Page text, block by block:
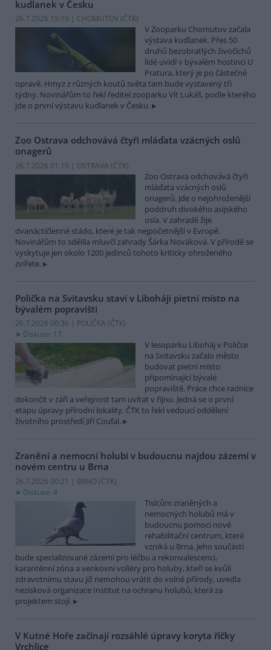
kudlanek v Česku
26.7.2026 15:19 | CHOMUTOV (ČTK)
V Zooparku Chomutov začala
výstava kudlanek. Přes 50
druhů bezobratlých živočichů
lidé uvidí v bývalém hostinci U
Pratura, který je po částečné
opravě. Hmyz z různých koutů světa tam bude vystavený tři
týdny. Novinářům to řekl ředitel zooparku Vít Lukáš, podle kterého
jde o první výstavu kudlanek v Česku.
Zoo Ostrava odchovává čtyři mláďata vzácných oslů
onagerů
26.7.2026 01:16 | OSTRAVA (ČTK)
Zoo Ostrava odchovává čtyři
mláďata vzácných oslů
onagerů. Jde o nejohroženější
poddruh divokého asijského
osla. V zahradě žije
dvanáctičlenné stádo, které je tak nejpočetnější v Evropě.
Novinářům to sdělila mluvčí zahrady Šárka Nováková. V přírodě se
vyskytuje jen okolo 1200 jedinců tohoto kriticky ohroženého
zvířete.
Polička na Svitavsku staví v Liboháji pietní místo na
bývalém popravišti
26.7.2026 00:36 | POLIČKA (ČTK)
Diskuse: 17
V lesoparku Liboháj v Poličce
na Svitavsku začalo město
budovat pietní místo
připomínající bývalé
popraviště. Práce chce radnice
dokončit v září a veřejnost tam uvítat v říjnu. Jedná se o první
etapu úpravy přírodní lokality. ČTK to řekl vedoucí oddělení
životního prostředí Jiří Coufal.
Zranění a nemocní holubi v budoucnu najdou zázemí v
novém centru u Brna
26.7.2026 00:21 | BRNO (ČTK)
Diskuse: 4
Tisícům zraněných a
nemocných holubů má v
budoucnu pomoci nové
rehabilitační centrum, které
vzniká u Brna. Jeho součástí
bude specializované zázemí pro léčbu a rekonvalescenci,
karanténní zóna a venkovní voliéry pro holuby, kteří se kvůli
zdravotnímu stavu již nemohou vrátit do volné přírody, uvedla
nezisková organizace Institut na ochranu holubů, která za
projektem stojí.
V Kutné Hoře začínají rozsáhlé úpravy koryta říčky
Vrchlice